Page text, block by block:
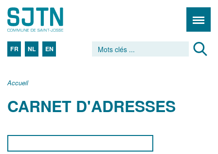
FR NL EN
Accueil
CARNET D'ADRESSES